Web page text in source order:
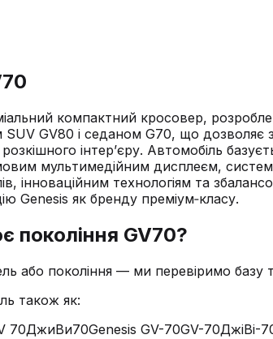
компактний кросовер,
GV80 і седаном G70, що дозволяє
інтер’єру. Автомобіль
мультимедійним дисплеєм,
інноваційним технологіям та
Genesis як бренду преміум‑класу.
покоління GV70?
або покоління — ми перевіримо базу
також як:
70ДжиВи70Genesis GV-70GV-70ДжіВі-